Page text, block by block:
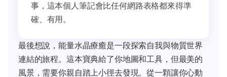
事，這本個人筆記會比任何網路表格都來得準
確、有用。
最後想說，能量水晶療癒是一段探索自我與物質世界
連結的旅程。這本寶典給了你地圖和工具，但最美的
風景，需要你親自踏上小徑去發現。從一顆讓你心動